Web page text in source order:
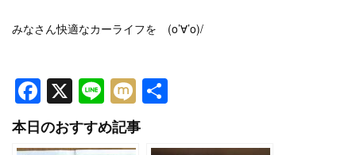
みなさん快適なカーライフを (o’∀’o)/
Facebook
X LineMixi
本日のおすすめ記事